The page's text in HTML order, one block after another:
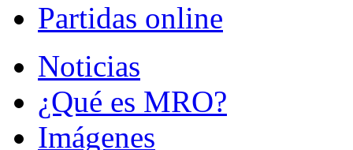
Partidas online
Noticias
¿Qué es MRO?
Imágenes